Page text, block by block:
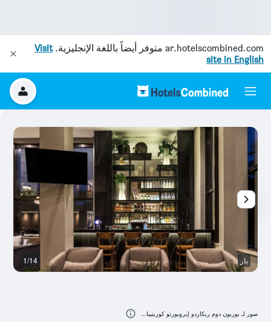
ar.hotelscombined.com متوفر أيضاً باللغة الإنجليزية.Visit
site in English
بار 1/14
صور لـ بوربون دوم ريكاردو إيروبورتو كوريتيبا...